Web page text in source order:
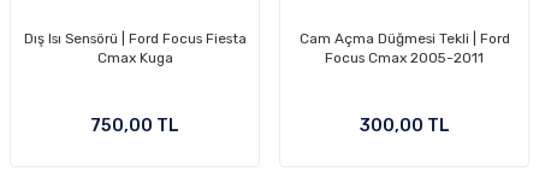
Dış Isı Sensörü | Ford Focus Fiesta
Cmax Kuga
750,00 TL
Cam Açma Düğmesi Tekli | Ford
Focus Cmax 2005-2011
300,00 TL